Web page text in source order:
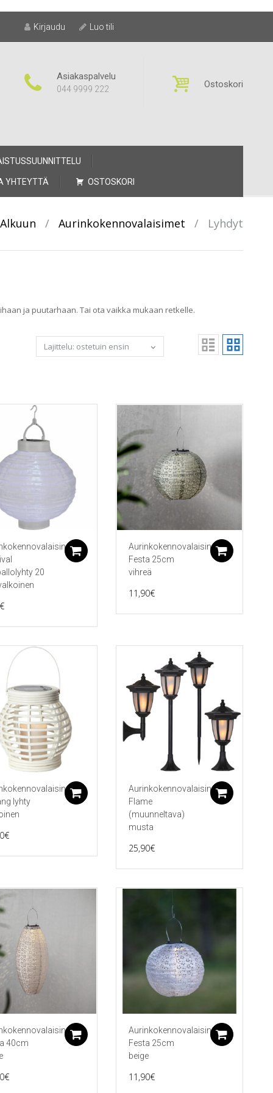
Kirjaudu Luo tili
Asiakaspalvelu
044 9999 222 Ostoskori
YHTEYTTÄ OSTOSKORI
Alkuun / Aurinkokennovalaisimet / Lyhdyt
ja puutarhaan. Tai ota vaikka mukaan retkelle.
20
Lisää ostoskoriin
Aurinkokennovalaisin
Festa 25cm
vihreä
11,90€
lyhty
€
Lisää ostoskoriin
Aurinkokennovalaisin
Flame
(muunneltava)
musta
25,90€
40cm
€
Lisää ostoskoriin
Aurinkokennovalaisin
Festa 25cm
beige
11,90€